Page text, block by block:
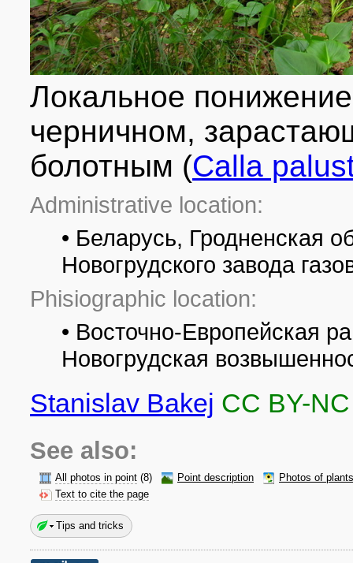
Локальное
черничном,
болотным (Calla
Administrative location:
• Беларусь, Гродненская
Новогрудского завода
Phisiographic location:
• Восточно-Европейская
Новогрудская
Stanislav Bakej CC BY-NC
See also:
All photos in point (8) Point description
Photos of
Text to cite the page
Tips and tricks